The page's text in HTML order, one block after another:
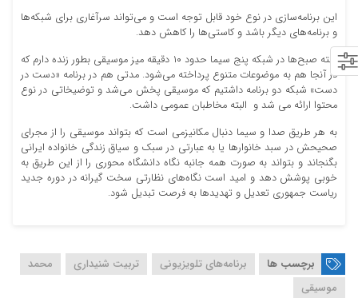
این برنامه‌سازی در نوع خود قابل توجه است و می‌تواند سرآغاری برای شبکه‌ها
و برنامه‌های دیگر باشد و کاستی‌ها را کاهش دهد.
البته صبح‌ها در شبکه پنج سیما حدود ۱۰ دقیقه میز موسیقی بطور زنده دارم که
در آنجا هم به موضوعات متنوع پرداخته می‌شود. مدتی هم در برنامه «دست در
دست» شبکه دو برنامه داشتیم که موسیقی پخش می‌شد و توضیخاتی در نوع
محتوا ارائه می‌ شد و البته مخاطبان عمومی داشت.
به هر طریق صدا و سیما دنبال مکانیزمی است که بتواند موسیقی را از مجرای
صحیحش در سبد خانوارها یا به عبارتی در سبک و سیاق زندگی خانواده ایرانی
بگنجاند و بتواند به صورت همه جانبه نگاه دانشگاه محوری را از این طریق به
خوبی پوشش دهد و امید است نگاه‌های نظارتی سخت گیرانه در دوره جدید
ریاست جمهوری تعدیل و تهدیدها به فرصت تبدیل شود.
برچسب ها برنامه‌های تلویزیونی تربیت شنیداری
محمد
موسیقی